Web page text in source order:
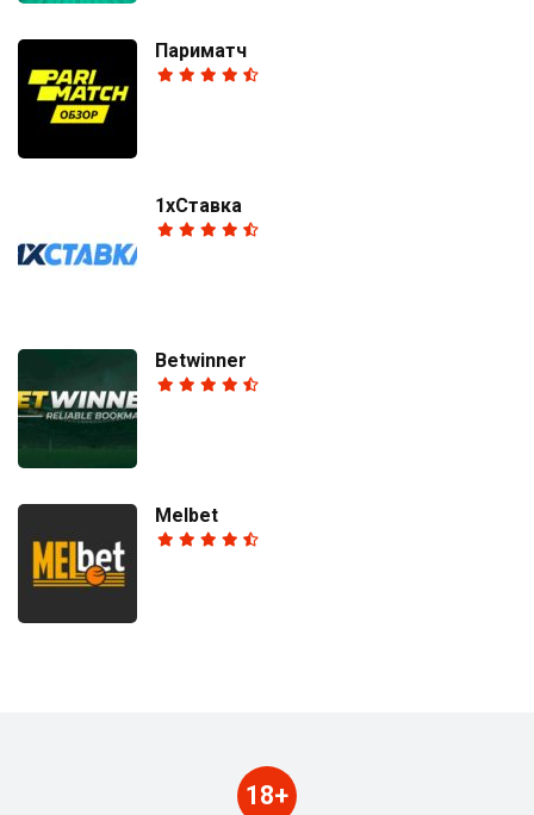
Париматч
1хСтавка
Betwinner
Melbet
18+